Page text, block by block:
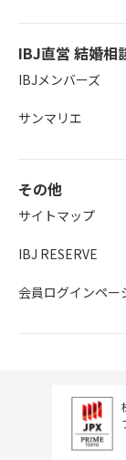
IBJ直営 結婚相
IBJメンバーズ
サンマリエ
その他
サイトマップ
IBJ RESERVE
会員ログインペー